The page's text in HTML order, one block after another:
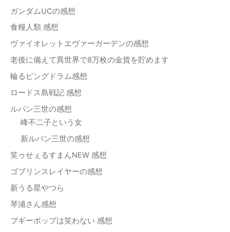
ガンダムUCの感想
食糧人類 感想
ヴァイオレットエヴァーガーデンの感想
老後に備えて異世界で8万枚の金貨を貯めます
輪るピングドラム感想
ロードス島戦記 感想
ルパン三世の感想
峰不二子という女
新ルパン三世の感想
笑ゥせぇるすまんNEW 感想
ゴブリンスレイヤーの感想
新うる星やつら
琴浦さん感想
ブギーポップは笑わない 感想